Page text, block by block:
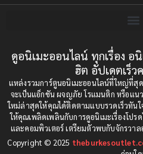
Bondage (ทาส)(1)
boys love(1)
Censored (เซ็นเซอร์) (19)
Comedy (ตลก) (234)
2001
1997
1993
1991
1989
1987
ดูอนิเมะออนไลน์ ทุกเรื่อง อ
ฮิต อัปเดตเร็
แหล่งรวมการ์ตูนอนิเมะออนไลน์ที่ใหญ่ที่สุ
จะเป็นแอ็กชัน ผจญภัย โรแมนติก หรือแน
ใหม่ล่าสุดให้คุณได้ติดตามแบบรวดเร็วทัน
ให้คุณเพลิดเพลินกับการดูอนิเมะเรื่องโป
และคอมพิวเตอร์ เตรียมตัวพบกับจักรวา
Copyright © 2025